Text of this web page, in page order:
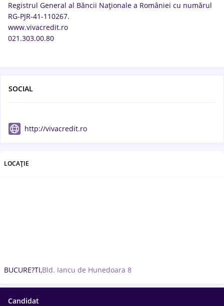
Registrul General al Băncii Naţionale a României cu numărul
RG-PJR-41-110267.
www.vivacredit.ro
021.303.00.80
SOCIAL
http://vivacredit.ro
LOCAȚIE
BUCURE?TI,Bld. Iancu de Hunedoara 8
Candidat